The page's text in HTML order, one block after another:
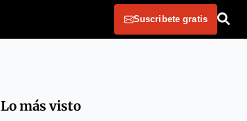
Suscribete gratis
Lo más visto